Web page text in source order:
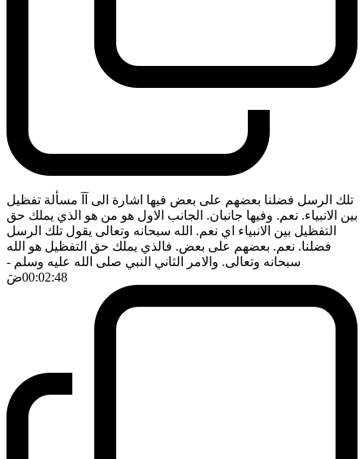
تلك الرسل فضلنا بعضهم على بعض فيها اشارة الى آآ مسألة تفظيل
بين الانبياء. نعم. وفيها جانبان. الجانب الاول هو من هو الذي يملك حق
التفظيل بين الانبياء اي نعم. الله سبحانه وتعالى يقول تلك الرسل
فضلنا. نعم. بعضهم على بعض. فالذي يملك حق التفظيل هو الله
سبحانه وتعالى. والامر الثاني النبي صلى الله عليه وسلم -
00:02:48ضَ